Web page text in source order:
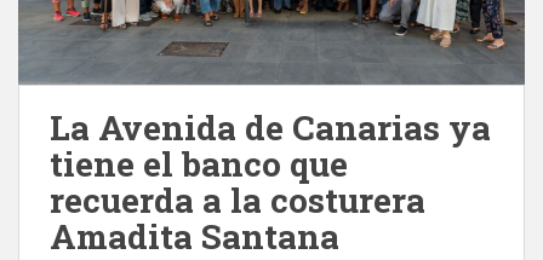
La Avenida de Canarias ya
tiene el banco que
recuerda a la costurera
Amadita Santana